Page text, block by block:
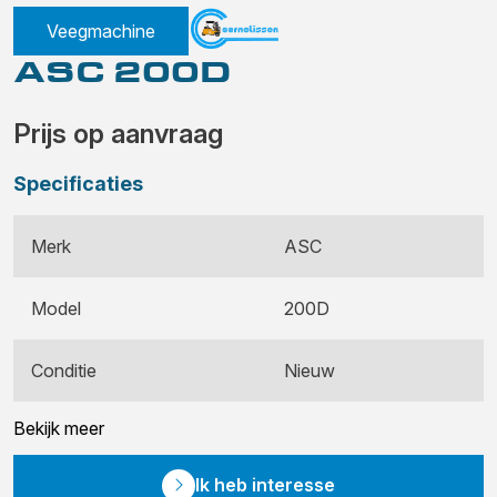
Veegmachine
ASC 200D
Prijs op aanvraag
Specificaties
Merk ASC
Model 200D
Conditie Nieuw
Bekijk meer
Ik heb interesse